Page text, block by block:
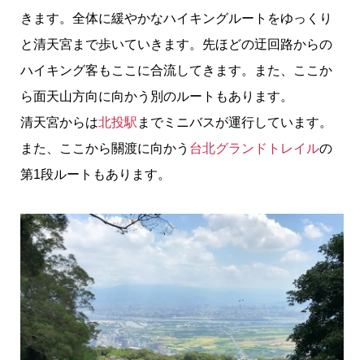
きます。全体に緩やかなハイキングルートをゆっくり
と清天宮まで歩いていきます。先ほどの迂回路からの
ハイキング客もここに合流してきます。また、ここか
ら面天山方向に向かう別のルートもあります。
清天宮からは北投駅 までミニバスが運行しています。
また、ここから關渡に向かう 台北グランドトレイルの
第1段ルートもあります。